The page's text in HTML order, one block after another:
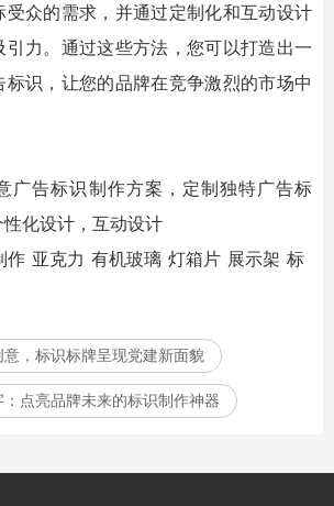
受众的需求，并通过定制化和互动设计
力。通过这些方法，您可以打造出一
标识 ，让您的品牌在竞争激烈的市场中
广告标识制作方案，定制独特广告标
性化设计，互动设计
作 亚克力 有机玻璃 灯箱片 展示架 标
意，标识标牌呈现党建新面貌
：点亮品牌未来的标识制作神器